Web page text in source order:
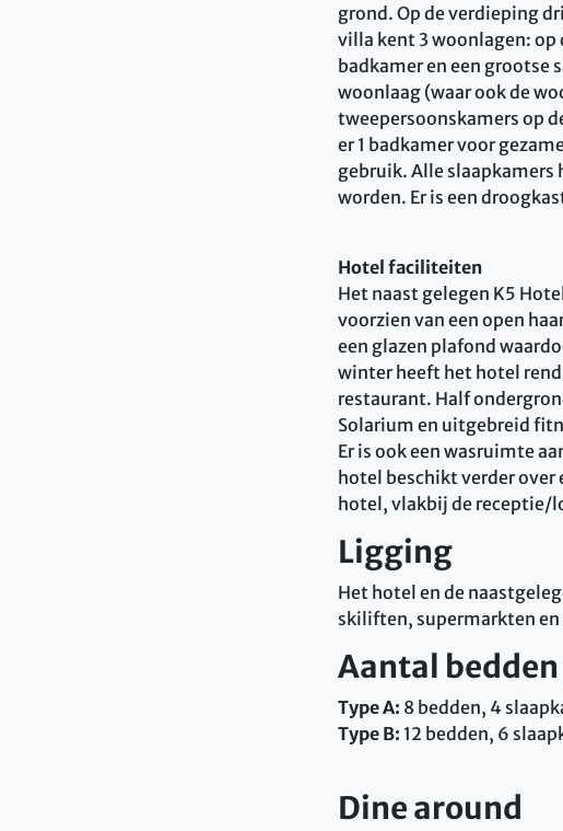
grond. Op de verdieping
villa kent 3 woonlagen: op
badkamer en een grootse
woonlaag (waar ook de
tweepersoonskamers op
er 1 badkamer voor
gebruik. Alle slaapkamers
worden. Er is een
Hotel faciliteiten
Het naast gelegen K5
voorzien van een open
een glazen plafond
winter heeft het hotel
restaurant. Half
Solarium en uitgebreid
Er is ook een wasruimte
hotel beschikt verder over
hotel, vlakbij de receptie/
Ligging
Het hotel en de
skiliften, supermarkten en
Aantal
Type A: 8 bedden, 4
Type B: 12 bedden, 6
Dine around